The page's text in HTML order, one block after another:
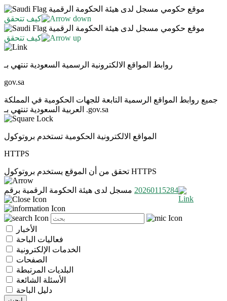
موقع حكومي مسجل لدى هيئة الحكومة الرقمية
كيف تتحقق
موقع حكومي مسجل لدى هيئة الحكومة الرقمية
كيف تتحقق
روابط المواقع الالكترونية الرسمية السعودية تنتهي بـ
gov.sa
جميع روابط المواقع الرسمية التابعة للجهات الحكومية في المملكة
العربية السعودية تنتهي بـ .gov.sa
المواقع الالكترونية الحكومية تستخدم بروتوكول
HTTPS
تحقق من أن الموقع يستخدم بروتوكول HTTPS
مسجل لدى هيئة الحكومة الرقمية برقم 20260115284
الأخبار
فعاليات الباحة
الخدمات الإلكترونية
الصفحات
البلديات المرتبطة
الأسئلة الشائعة
دليل الباحة